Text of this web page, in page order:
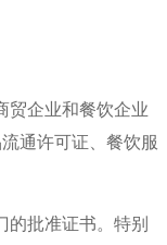
贸企业和餐饮企业
通许可证、餐饮服
的批准证书。特别